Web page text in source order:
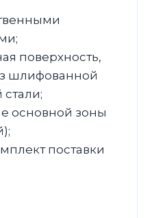
поверхность,
шлифованной
основной зоны
поставки